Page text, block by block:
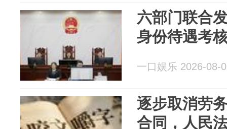
六部门联合
身份待遇考
一口娱乐 2026-08-
逐步取消劳
合同，人民